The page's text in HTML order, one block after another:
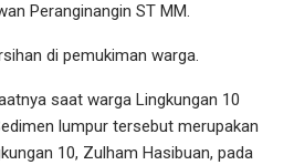
Peranginangin ST MM.
di pemukiman warga.
saat warga Lingkungan 10
lumpur tersebut merupakan
10, Zulham Hasibuan, pada